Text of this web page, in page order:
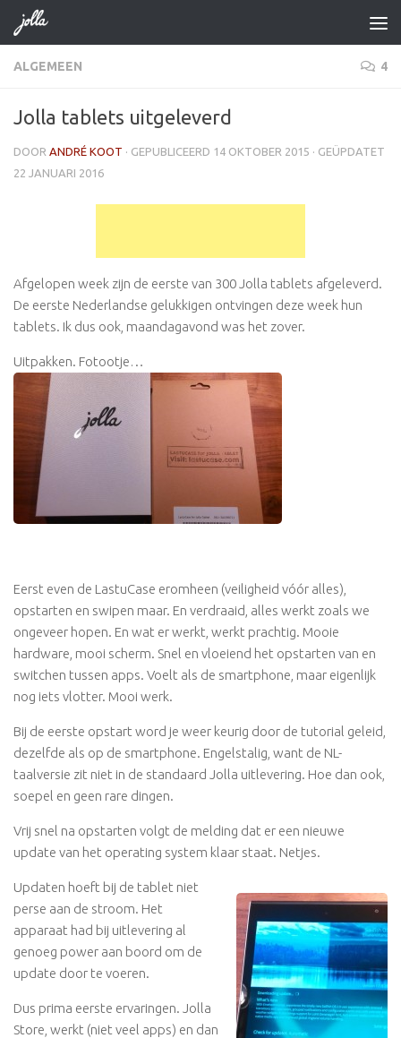
Doorgaan naar inhoud
ALGEMEEN 4
Jolla tablets uitgeleverd
DOOR ANDRÉ KOOT · GEPUBLICEERD 14 OKTOBER 2015 · GEÜPDATET
22 JANUARI 2016
Afgelopen week zijn de eerste van 300 Jolla tablets afgeleverd.
De eerste Nederlandse gelukkigen ontvingen deze week hun
tablets. Ik dus ook, maandagavond was het zover.
Uitpakken. Fotootje…
Eerst even de LastuCase eromheen (veiligheid vóór alles),
opstarten en swipen maar. En verdraaid, alles werkt zoals we
ongeveer hopen. En wat er werkt, werkt prachtig. Mooie
hardware, mooi scherm. Snel en vloeiend het opstarten van en
switchen tussen apps. Voelt als de smartphone, maar eigenlijk
nog iets vlotter. Mooi werk.
Bij de eerste opstart word je weer keurig door de tutorial geleid,
dezelfde als op de smartphone. Engelstalig, want de NL-
taalversie zit niet in de standaard Jolla uitlevering. Hoe dan ook,
soepel en geen rare dingen.
Vrij snel na opstarten volgt de melding dat er een nieuwe
update van het operating system klaar staat. Netjes.
Updaten hoeft bij de tablet niet
perse aan de stroom. Het
apparaat had bij uitlevering al
genoeg power aan boord om de
update door te voeren.
Dus prima eerste ervaringen. Jolla
Store, werkt (niet veel apps) en dan